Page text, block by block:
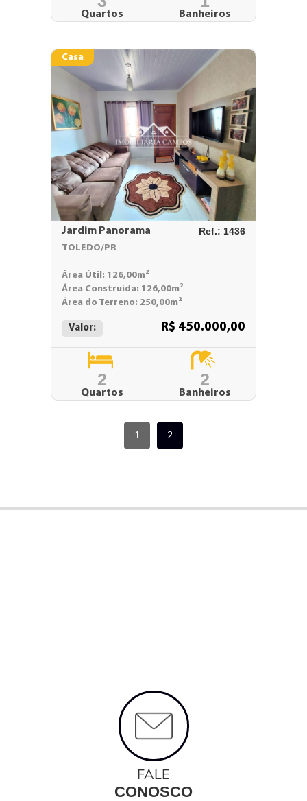
Quartos Banheiros
Casa
Jardim Panorama Ref.: 1436
TOLEDO/PR
Área Útil: 126,00m²
Área Construída: 126,00m²
Área do Terreno: 250,00m²
Valor: R$ 450.000,00
2
Quartos
2
Banheiros
1 2
FALE
CONOSCO